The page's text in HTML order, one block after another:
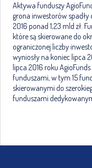
Aktywa funduszy
grona inwestorów spadły
2016 ponad 1,23 mld zł.
które są skierowane do
ograniczonej liczby
wyniosły na koniec lipca
lipca 2016 roku
funduszami, w tym 15
skierowanymi do
funduszami